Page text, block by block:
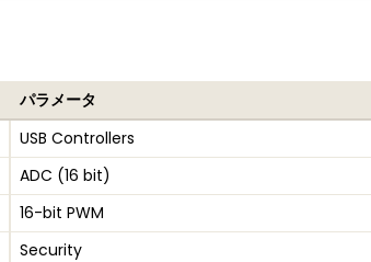
パラメータ
USB Controllers
ADC (16 bit)
16-bit PWM
Security